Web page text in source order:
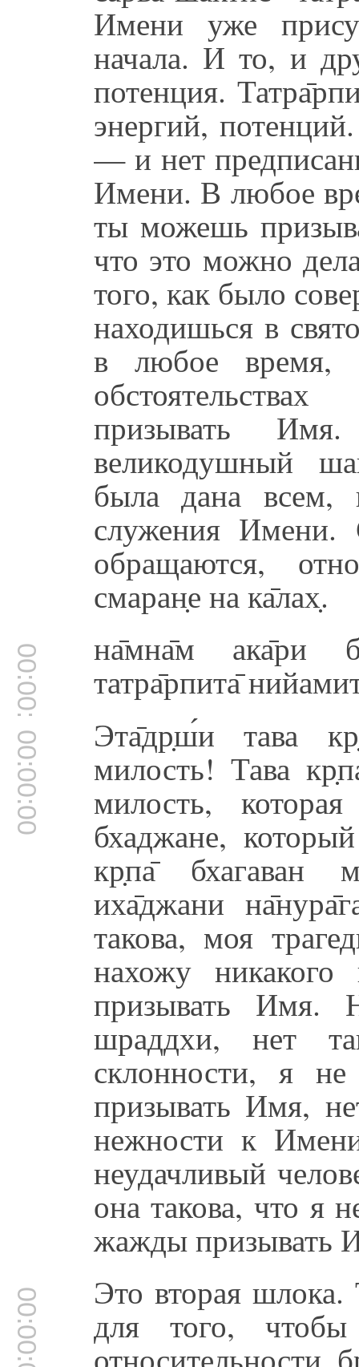
Имени уже
начала. И то, и
потенция.
энергий,
— и нет
Имени. В любое
ты можешь
что это можно
того, как было
находишься в
в любое
призывать
великодушный
была дана всем,
служения Имени.
обращаются,
смаран̣е на ка̄лах̣.
00:00:00 на̄мна̄м ака̄ри
татра̄рпита̄
00:00:00 Эта̄др̣ш́и тава
милость! Тава
милость,
бхаджане,
кр̣па̄ бхагаван
иха̄джани
такова, моя
нахожу никакого
призывать Имя.
шраддхи, нет
склонности, я
призывать Имя,
нежности к
неудачливый
она такова, что я
жажды призывать
00:00:00 Это вторая
для того,